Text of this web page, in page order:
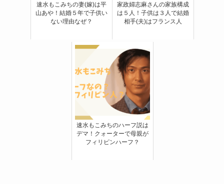
速水もこみちの妻(嫁)は平
山あや！結婚５年で子供い
ない理由なぜ？
家政婦志麻さんの家族構成
は５人！子供は３人で結婚
相手(夫)はフランス人
速水もこみちのハーフ説は
デマ！クォーターで母親が
フィリピンハーフ？